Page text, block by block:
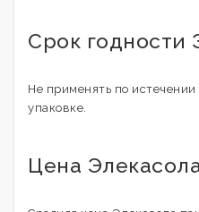
Срок годности
Не применять по истечении
упаковке.
Цена